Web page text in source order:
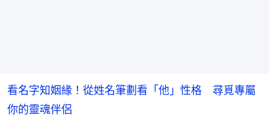
看名字知姻緣！從姓名筆劃看「他」性格 尋覓專屬
你的靈魂伴侶